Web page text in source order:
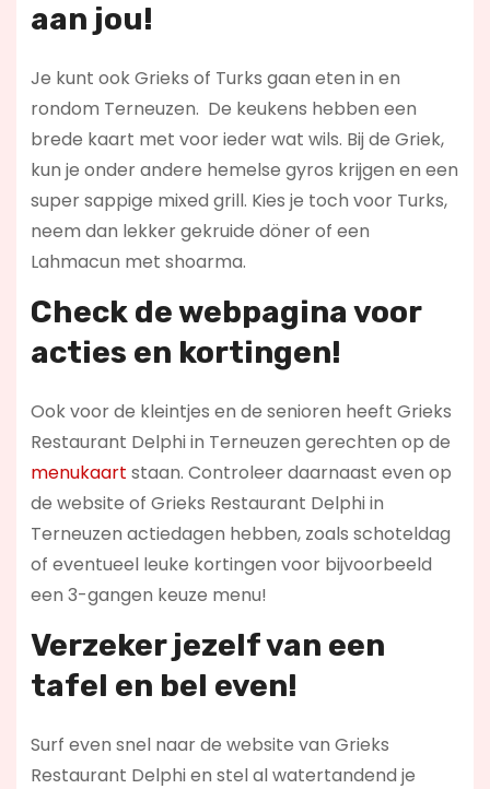
aan jou!
Je kunt ook Grieks of Turks gaan eten in en
rondom Terneuzen. De keukens hebben een
brede kaart met voor ieder wat wils. Bij de Griek,
kun je onder andere hemelse gyros krijgen en een
super sappige mixed grill. Kies je toch voor Turks,
neem dan lekker gekruide döner of een
Lahmacun met shoarma.
Check de webpagina voor
acties en kortingen!
Ook voor de kleintjes en de senioren heeft Grieks
Restaurant Delphi in Terneuzen gerechten op de
menukaart staan. Controleer daarnaast even op
de website of Grieks Restaurant Delphi in
Terneuzen actiedagen hebben, zoals schoteldag
of eventueel leuke kortingen voor bijvoorbeeld
een 3-gangen keuze menu!
Verzeker jezelf van een
tafel en bel even!
Surf even snel naar de website van Grieks
Restaurant Delphi en stel al watertandend je